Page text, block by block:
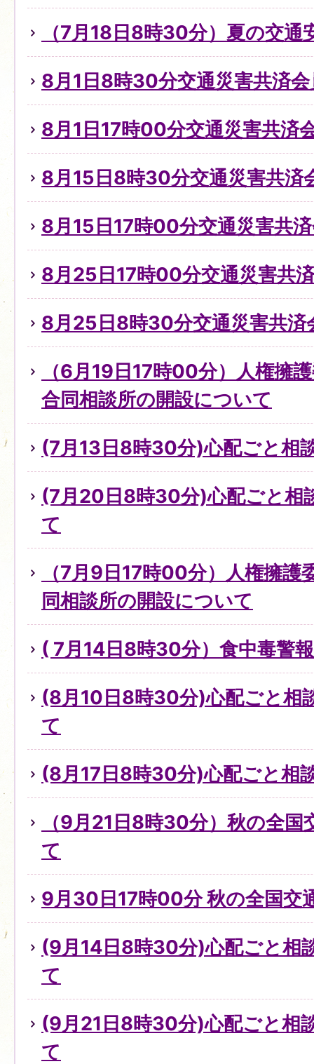
（7月18日8時30分）夏の交通
8月1日8時30分交通災害共済
8月1日17時00分交通災害共済
8月15日8時30分交通災害共済
8月15日17時00分交通災害共
8月25日17時00分交通災害共
8月25日8時30分交通災害共済
（6月19日17時00分）人権擁
合同相談所の開設について
(7月13日8時30分)心配ごと相
(7月20日8時30分)心配ごと相
て
（7月9日17時00分）人権擁護
同相談所の開設について
( 7月14日8時30分）食中毒警
(8月10日8時30分)心配ごと相
て
(8月17日8時30分)心配ごと相
（9月21日8時30分）秋の全国
て
9月30日17時00分 秋の全国交
(9月14日8時30分)心配ごと相
て
(9月21日8時30分)心配ごと相
て